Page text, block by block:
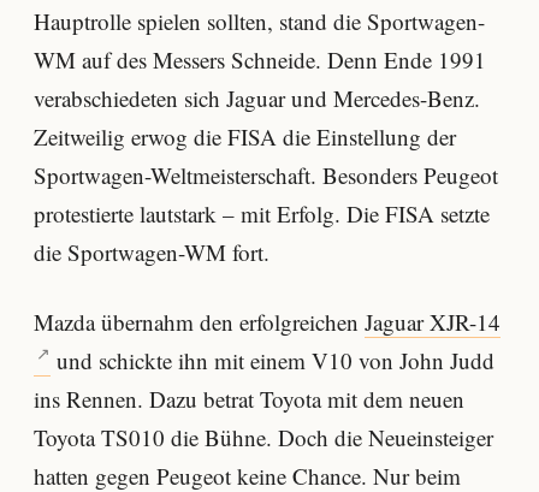
Hauptrolle spielen sollten, stand die Sportwagen-
WM auf des Messers Schneide. Denn Ende 1991
verabschiedeten sich Jaguar und Mercedes-Benz.
Zeitweilig erwog die FISA die Einstellung der
Sportwagen-Weltmeisterschaft. Besonders Peugeot
protestierte lautstark – mit Erfolg. Die FISA setzte
die Sportwagen-WM fort.
Mazda übernahm den erfolgreichen Jaguar XJR-14
und schickte ihn mit einem V10 von John Judd
ins Rennen. Dazu betrat Toyota mit dem neuen
Toyota TS010 die Bühne. Doch die Neueinsteiger
hatten gegen Peugeot keine Chance. Nur beim